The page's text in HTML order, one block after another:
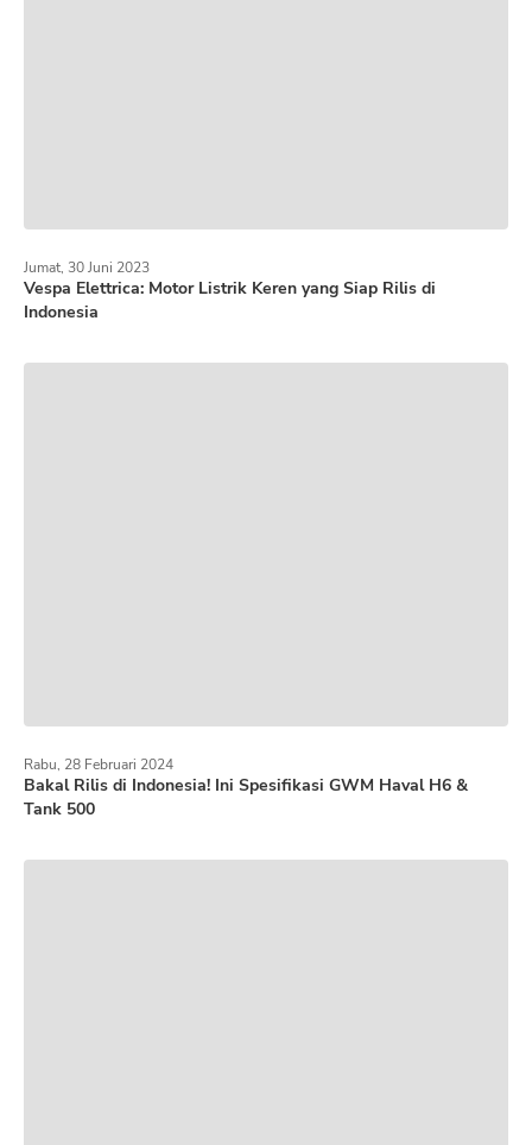
Vespa Elettrica: Motor Listrik Keren yang Siap Rilis di
Indonesia
Jumat, 30 Juni 2023
Bakal Rilis di Indonesia! Ini Spesifikasi GWM Haval H6 &
Tank 500
Rabu, 28 Februari 2024